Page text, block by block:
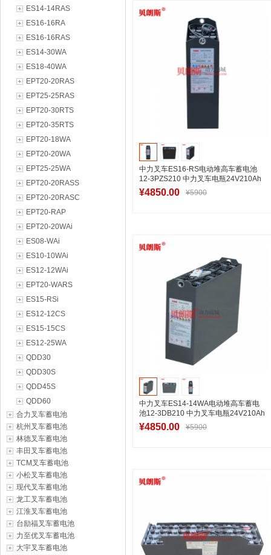
ES14-14RAS
ES16-16RA
ES16-16RAS
ES14-30WA
ES18-40WA
EPT20-20RAS
EPT25-25RAS
EPT20-30RTS
EPT20-35RTS
EPT20-18WA
EPT20-20WA
EPT25-25WA
EPT20-20RASS
EPT20-20RASC
EPT20-RAP
EPT20-20WAi
ES08-WAi
ES10-10WAi
ES12-12WAi
EPT20-WARS
ES15-RSi
ES12-12CS
ES15-15CS
ES12-25WA
QDD30
QDD30S
QDD45S
QDD60
合力叉车蓄电池
杭州叉车蓄电池
林德叉车蓄电池
丰田叉车蓄电池
TCM叉车蓄电池
小松叉车蓄电池
现代叉车蓄电池
龙工叉车蓄电池
江淮叉车蓄电池
台励福叉车蓄电池
力至优叉车蓄电池
大宇叉车蓄电池
中力叉车ES16-RS电动堆高车蓄电池
12-3PZS210 中力叉车电瓶24V210Ah
¥4850.00 ¥5900
中力叉车ES14-14WA电动堆高车蓄电
池12-3DB210 中力叉车电瓶24V210Ah
¥4850.00 ¥5900